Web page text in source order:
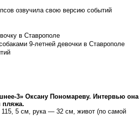
озвучила свою версию событий
в Ставрополе
9-летней девочки в Ставрополе
3» Оксану Пономареву. Интервью она
пляжа.
5 см, рука — 32 см, живот (по самой